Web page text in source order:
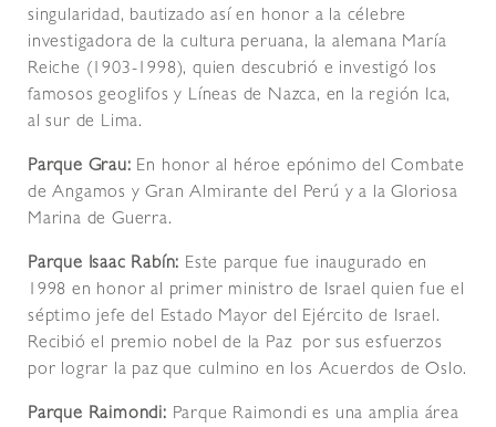
singularidad, bautizado así en honor a la célebre
investigadora de la cultura peruana, la alemana María
Reiche (1903-1998), quien descubrió e investigó los
famosos geoglifos y Líneas de Nazca, en la región Ica,
al sur de Lima.
Parque Grau: En honor al héroe epónimo del Combate
de Angamos y Gran Almirante del Perú y a la Gloriosa
Marina de Guerra.
Parque Isaac Rabín: Este parque fue inaugurado en
1998 en honor al primer ministro de Israel quien fue el
séptimo jefe del Estado Mayor del Ejército de Israel.
Recibió el premio nobel de la Paz por sus esfuerzos
por lograr la paz que culmino en los Acuerdos de Oslo.
Parque Raimondi: Parque Raimondi es una amplia área